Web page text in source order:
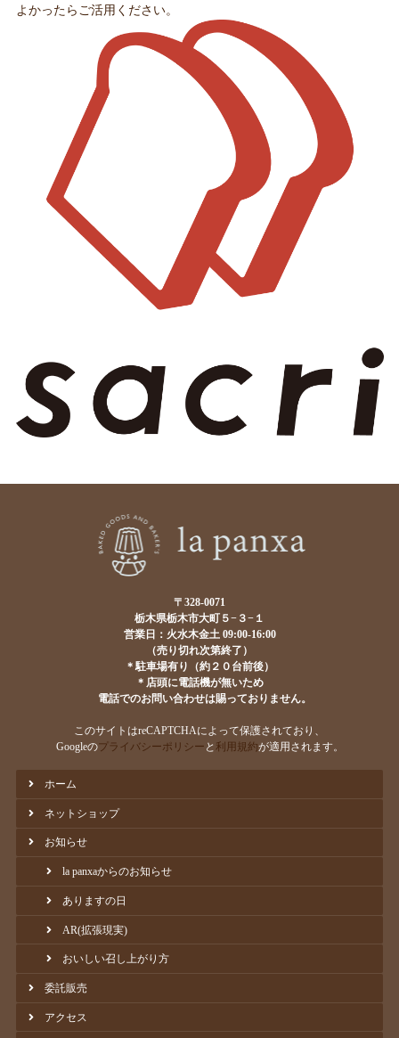
よかったらご活用ください。
〒328-0071
栃木県栃木市大町５−３−１
営業日：火水木金土 09:00-16:00
（売り切れ次第終了）
＊駐車場有り（約２０台前後）
＊店頭に電話機が無いため
電話でのお問い合わせは賜っておりません。
このサイトはreCAPTCHAによって保護されており、
Googleのプライバシーポリシー と 利用規約が適用されます。
ホーム
ネットショップ
お知らせ
la panxaからのお知らせ
ありますの日
AR(拡張現実)
おいしい召し上がり方
委託販売
アクセス